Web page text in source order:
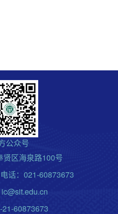
公众号
贤区海泉路100号
话：021-60873673
21-60873673